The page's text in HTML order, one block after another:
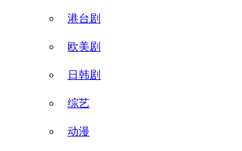
港台剧
欧美剧
日韩剧
综艺
动漫